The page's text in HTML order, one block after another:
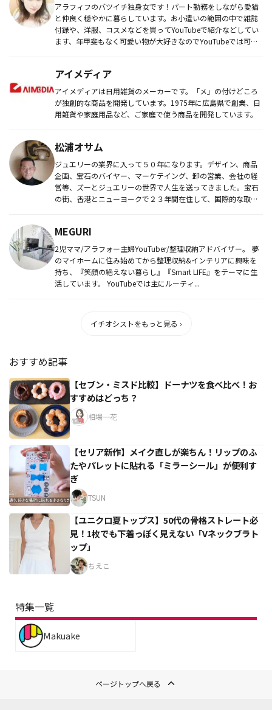
アラフィフのバツイチ独身女です！パート勤務をしながら愛猫
と仲良く穏やかに暮らしています。お小遣いの範囲の中で雑誌
付録や、洋服、コスメなどを買ってYouTubeで紹介などしてい
ます、年甲斐もなく可愛い物が大好きなのでYouTubeでは可愛
アイメディア
アイメディアは日用雑貨のメーカーです。「メ」の付けどころ
が独創的な商品を開発しています。1975年に広島県で創業、日
用雑貨や家庭用品など、ご家庭で使う商品を開発しています。
松浦オサム
ジュエリーの業界に入って５０年になります。デザイン、商品
企画、宝石のバイヤー、マーケテイング、卸の営業、会社の経
営等、ズーとジュエリーの世界で人生を送ってきました。宝石
の街、香港とニューヨークで２３年間在住して、国際的な取引
MEGURI
2児ママ/アラフォー主婦YouTuber/整理収納アドバイザー。 夢
のマイホームに住み始めてから整理収納&インテリアに興味を
持ち、『笑顔の絶えない暮らし』『Smart LIFE』をテーマに生
活しています。 YouTubeでは主にルーティ...
イチオシストをもっと見る ›
おすすめ記事
【セブン・ミスド比較】ドーナツを食べ比べ！お
すすめはどっち？
相場一花
【セリア新作】メイク直しが楽ちん！リップのふ
たやパレットに貼れる「ミラーシール」が便利す
ぎ
TSUN
【ユニクロ夏トップス】50代の骨格ストレート必
見！1枚でも下着っぽく見えない「Vネックブラト
ップ」
ちえこ
特集一覧
Makuake
ページトップへ戻る